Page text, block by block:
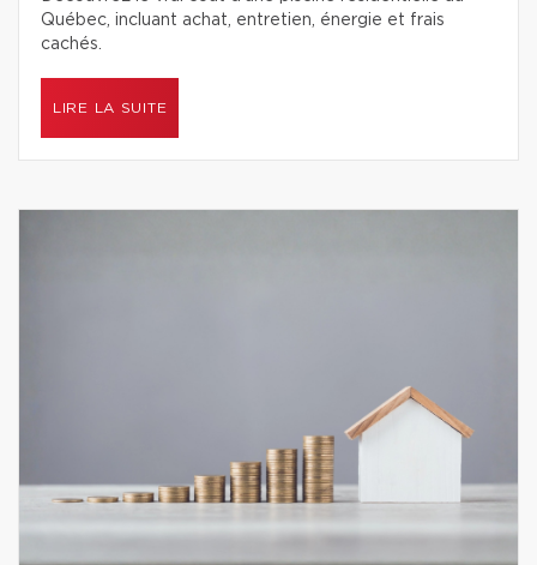
Québec, incluant achat, entretien, énergie et frais
cachés.
LIRE LA SUITE